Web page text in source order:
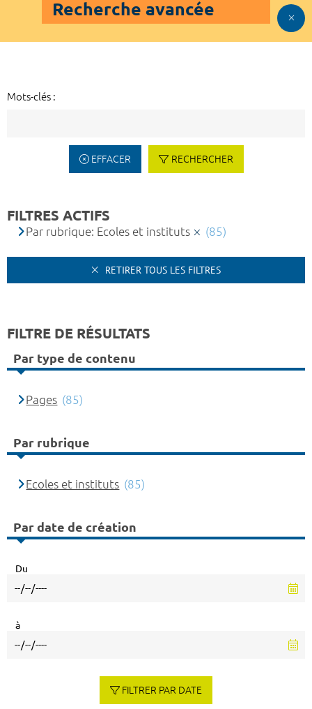
Recherche avancée
Mots-clés :
EFFACER RECHERCHER
FILTRES ACTIFS
Par rubrique: Ecoles et instituts (85)
RETIRER TOUS LES FILTRES
FILTRE DE RÉSULTATS
Par type de contenu
Pages (85)
Par rubrique
Ecoles et instituts (85)
Par date de création
Du
à
FILTRER PAR DATE